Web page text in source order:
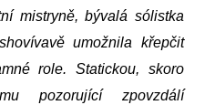
mistryně, bývalá sólistka
umožnila křepčit
role. Statickou, skoro
pozorující zpovzdálí